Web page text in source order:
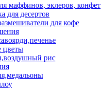
маффинов, эклеров, конфет
десертов
для кофе
цветы
рис